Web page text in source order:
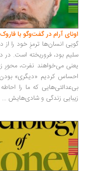
آرام در گفت‌وگو با فاروک شهیچ‭
انسان‌ها ترمزِ خود را از دست
بود، فروریخته است. در دنیای
می‌خواهند نفرت، محورِ
کردیم «دیگری» بودن چه
که ما را احاطه
زندگی و شادی‌هایش...